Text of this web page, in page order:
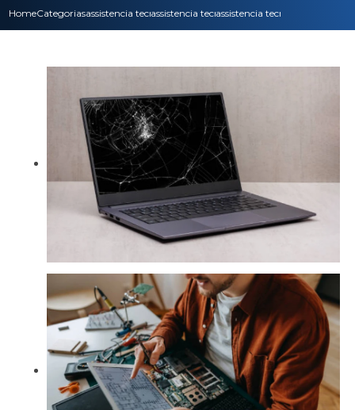
HomeCategoriasassistencia tecnicaassistencia tecnica pcassistencia tecnica de